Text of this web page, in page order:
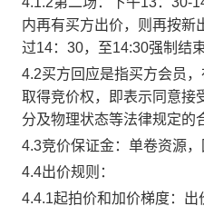
内再有买方出价，则再按新
过14：30，至14:30强制结束
4.2买方回应是指买方会员
取得竞价权，即表示同意接
分及物理状态等法律规定的
4.3竞价保证金：单卷资源，
4.4出价规则：
4.4.1起拍价和加价梯度：